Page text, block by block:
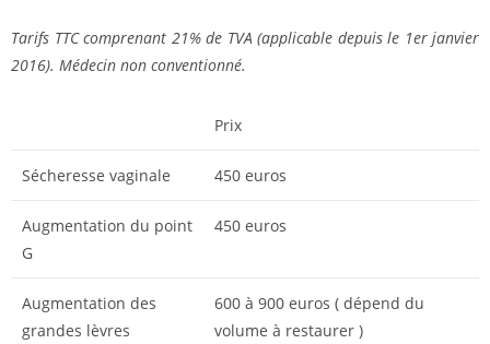
Tarifs TTC comprenant 21% de TVA (applicable depuis le 1er janvier
2016). Médecin non conventionné.
Prix
Sécheresse vaginale 450 euros
Augmentation du point
G
450 euros
Augmentation des
grandes lèvres
600 à 900 euros ( dépend du
volume à restaurer )